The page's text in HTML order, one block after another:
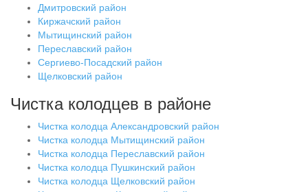
Дмитровский район
Киржачский район
Мытищинский район
Переславский район
Сергиево-Посадский район
Щелковский район
Чистка колодцев в районе
Чистка колодца Александровский район
Чистка колодца Мытищинский район
Чистка колодца Переславский район
Чистка колодца Пушкинский район
Чистка колодца Щелковский район